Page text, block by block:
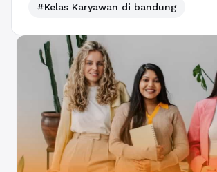
#Kelas Karyawan di bandung